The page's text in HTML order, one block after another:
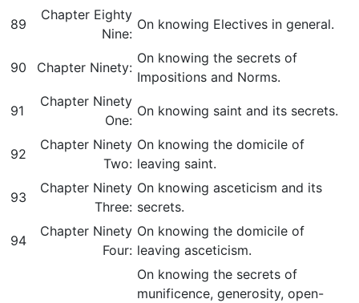
89
Chapter Eighty
Nine:
On knowing Electives in general.
90 Chapter Ninety:
On knowing the secrets of
Impositions and Norms.
91
Chapter Ninety
One:
On knowing saint and its secrets.
92
Chapter Ninety
Two:
On knowing the domicile of
leaving saint.
93
Chapter Ninety
Three:
On knowing asceticism and its
secrets.
94
Chapter Ninety
Four:
On knowing the domicile of
leaving asceticism.
On knowing the secrets of
munificence, generosity, open-